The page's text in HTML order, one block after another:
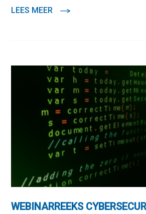
LEES MEER
WEBINARREEKS